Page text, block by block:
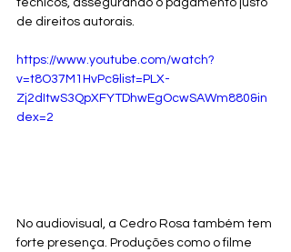
de direitos autorais.
https://www.youtube.com/watch?
v=t8O37M1HvPc&list=PLX-
Zj2dItwS3QpXFYTDhwEgOcwSAWm880&in
dex=2
No audiovisual, a Cedro Rosa também tem
forte presença. Produções como o filme